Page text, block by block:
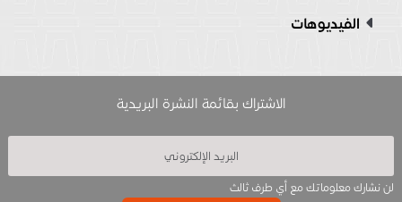
الفيديوهات
الاشتراك بقائمة النشرة البريدية
لن نشارك معلوماتك مع أي طرف ثالث